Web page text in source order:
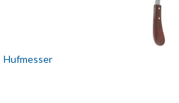
Hufmesser